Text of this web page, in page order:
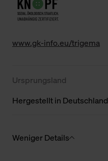
www.gk-info.eu/trigema
Ursprungsland
Hergestellt in Deutschland
Weniger Details